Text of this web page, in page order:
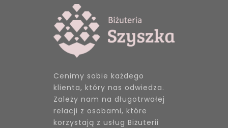
Cenimy sobie każdego
klienta, który nas odwiedza.
Zależy nam na długotrwałej
relacji z osobami, które
korzystają z usług Biżuterii